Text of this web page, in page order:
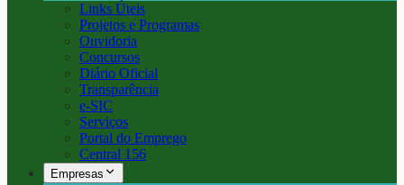
Links Úteis
Projetos e Programas
Ouvidoria
Concursos
Diário Oficial
Transparência
e-SIC
Serviços
Portal do Emprego
Central 156
Empresas